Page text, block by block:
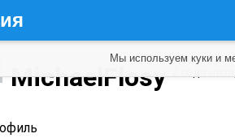
MichaelFlosy
Мы используем куки и